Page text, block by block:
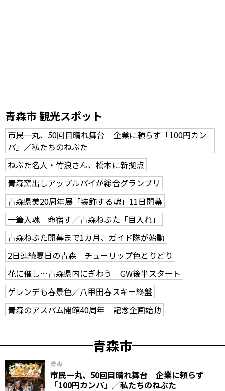
青森市 観光スポット
市民一丸、50回目晴れ舞台 企業に頼らず「100円カン
パ」／私たちのねぶた
ねぶた名人・竹浪さん、橋本に新拠点
青森窯出しアップルパイが総合グランプリ
青森県美20周年展「装飾する魂」11日開幕
一筆入魂 命宿す／青森ねぶた「目入れ」
青森ねぶた開幕まで1カ月、ガイド隊が始動
2日連続夏日の青森 チューリップ色とりどり
花に催し…青森県内にぎわう GW後半スタート
ゲレンデも春景色／八甲田春スキー終盤
青森のアスパム開館40周年 記念企画始動
青森市
青森
市民一丸、50回目晴れ舞台 企業に頼らず
「100円カンパ」／私たちのねぶた